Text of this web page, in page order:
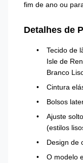
fim de ano ou
Detalhes de
Tecido de
Isle de
Branco
Cintura
Bolsos
Ajuste
(estilos
Design de
O modelo